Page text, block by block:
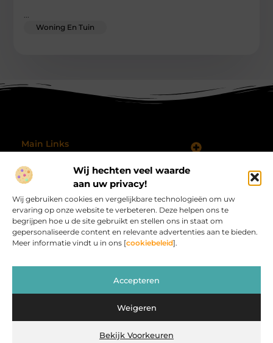
Wij hechten veel waarde
aan uw privacy!
Wij gebruiken cookies en vergelijkbare technologieën om uw
ervaring op onze website te verbeteren. Deze helpen ons te
begrijpen hoe u de site gebruikt en stellen ons in staat om
gepersonaliseerde content en relevante advertenties aan te bieden.
Meer informatie vindt u in ons [cookiebeleid].
Accepteren
Weigeren
Bekijk Voorkeuren
Woning En Tuin
Main Links
@2025 All Right Reserved.
www.procardvlinders.nl.
Bericht categorie
Procardvlinders.nl – Jouw bron van inspirerende
inspireren.